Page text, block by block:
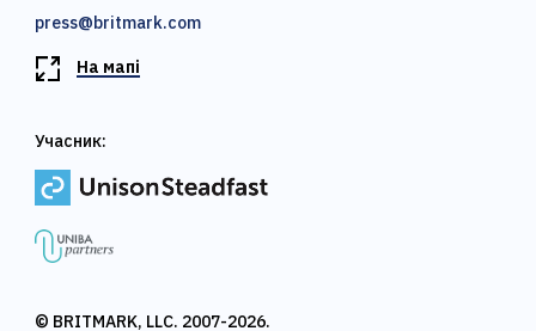
press@britmark.com
На мапі
© BRITMARK, LLC. 2007-2026.
Учасник: